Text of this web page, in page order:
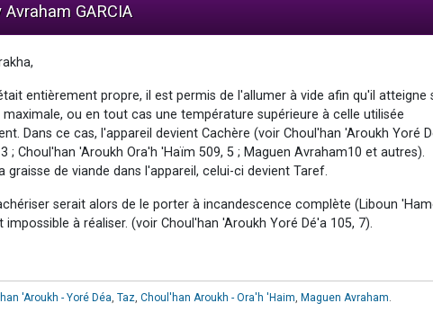
GARCIA
entièrement propre, il est permis de l'allumer à vide afin qu'il atteigne
ou en tout cas une température supérieure à celle utilisée
Dans ce cas, l'appareil devient Cachère (voir Choul'han 'Aroukh Yoré
; Choul'han 'Aroukh Ora'h 'Haïm 509, 5 ; Maguen Avraham10 et autres).
graisse de viande dans l'appareil, celui-ci devient Taref.
serait alors de le porter à incandescence complète (Liboun
à réaliser. (voir Choul'han 'Aroukh Yoré Dé'a 105, 7).
'Aroukh - Yoré Déa Taz Choul'han Aroukh - Ora'h 'Haim Maguen Avraham